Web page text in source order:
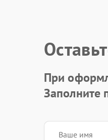
При
Заполните